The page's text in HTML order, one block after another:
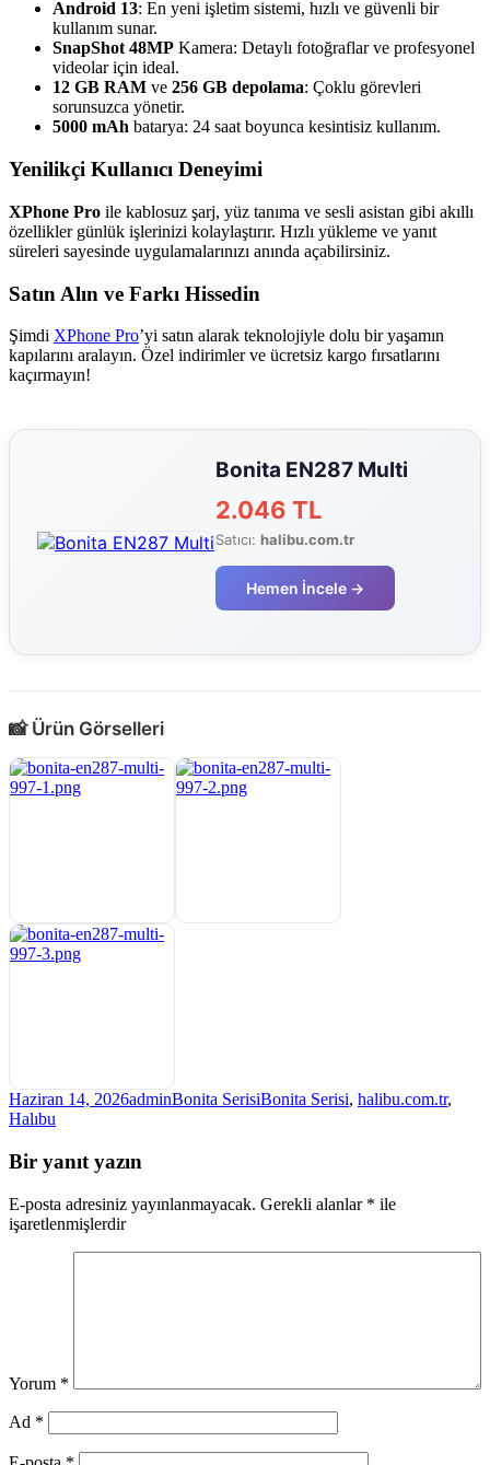
Android 13: En yeni işletim sistemi, hızlı ve güvenli bir
kullanım sunar.
SnapShot 48MP Kamera: Detaylı fotoğraflar ve profesyonel
videolar için ideal.
12 GB RAM ve 256 GB depolama: Çoklu görevleri
sorunsuzca yönetir.
5000 mAh batarya: 24 saat boyunca kesintisiz kullanım.
Yenilikçi Kullanıcı Deneyimi
XPhone Pro ile kablosuz şarj, yüz tanıma ve sesli asistan gibi akıllı
özellikler günlük işlerinizi kolaylaştırır. Hızlı yükleme ve yanıt
süreleri sayesinde uygulamalarınızı anında açabilirsiniz.
Satın Alın ve Farkı Hissedin
Şimdi XPhone Pro’yi satın alarak teknolojiyle dolu bir yaşamın
kapılarını aralayın. Özel indirimler ve ücretsiz kargo fırsatlarını
kaçırmayın!
Bonita EN287 Multi
2.046 TL
Satıcı: halibu.com.tr
Hemen İncele →
📸 Ürün Görselleri
Yayın
tarihi
Haziran 14, 2026Yazar
adminKategoriler
Bonita SerisiEtiketler
Bonita Serisi, halibu.com.tr,
Halıbu
Bir yanıt yazın
E-posta adresiniz yayınlanmayacak. Gerekli alanlar * ile
işaretlenmişlerdir
Yorum *
Ad *